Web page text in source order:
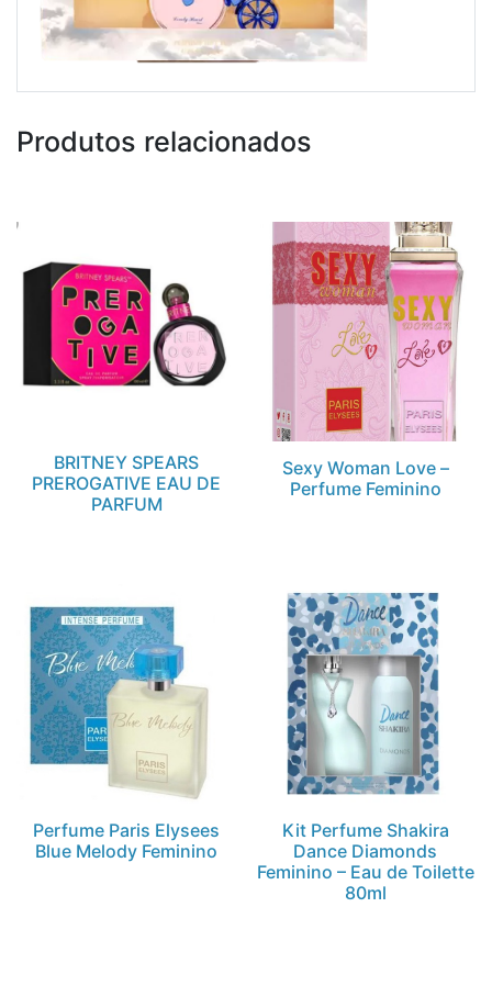
Produtos relacionados
BRITNEY SPEARS
PREROGATIVE EAU DE
PARFUM
Sexy Woman Love –
Perfume Feminino
Perfume Paris Elysees
Blue Melody Feminino
Kit Perfume Shakira
Dance Diamonds
Feminino – Eau de Toilette
80ml